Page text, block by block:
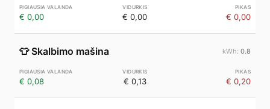
€ 0,00 € 0,00 € 0,00
👕 Skalbimo mašina 0.8
€ 0,08 € 0,13 € 0,20